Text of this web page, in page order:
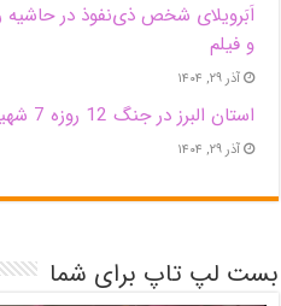
اَبَر‌ویلای شخص ذی‌نفوذ در
و فیلم
آذر ۲۹, ۱۴۰۴
استان البرز در جنگ 12 روزه 7 شهید دانشجو تقدیم انقلاب کرد
آذر ۲۹, ۱۴۰۴
بست لپ تاپ برای شما